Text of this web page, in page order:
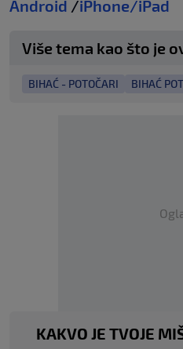
Android /iPhone/iPad
Više tema kao što je
BIHAĆ - POTOČARI BIHAĆ
KAKVO JE TVOJE